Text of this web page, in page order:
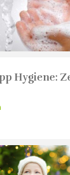
Hygiene: